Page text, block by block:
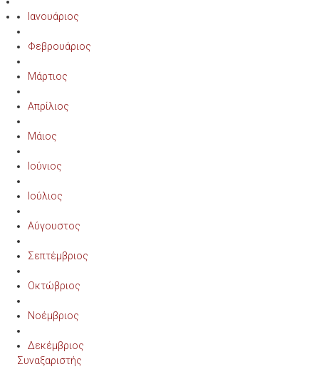
Ιανουάριος
Φεβρουάριος
Μάρτιος
Απρίλιος
Μάιος
Ιούνιος
Ιούλιος
Αύγουστος
Σεπτέμβριος
Οκτώβριος
Νοέμβριος
Δεκέμβριος
Συναξαριστής